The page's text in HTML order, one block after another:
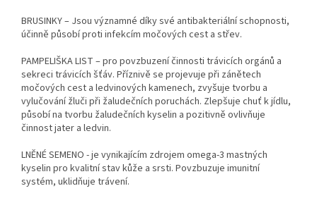
BRUSINKY – Jsou významné díky své antibakteriální schopnosti,
účinně působí proti infekcím močových cest a střev.
PAMPELIŠKA LIST – pro povzbuzení činnosti trávicích orgánů a
sekreci trávicích šťáv. Příznivě se projevuje při zánětech
močových cest a ledvinových kamenech, zvyšuje tvorbu a
vylučování žluči při žaludečních poruchách. Zlepšuje chuť k jídlu,
působí na tvorbu žaludečních kyselin a pozitivně ovlivňuje
činnost jater a ledvin.
LNĚNÉ SEMENO - je vynikajícím zdrojem omega-3 mastných
kyselin pro kvalitní stav kůže a srsti. Povzbuzuje imunitní
systém, uklidňuje trávení.